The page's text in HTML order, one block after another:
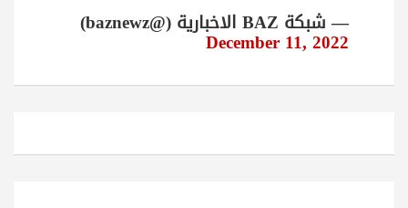
— شبكة BAZ الاخبارية (@baznewz)
December 11, 2022